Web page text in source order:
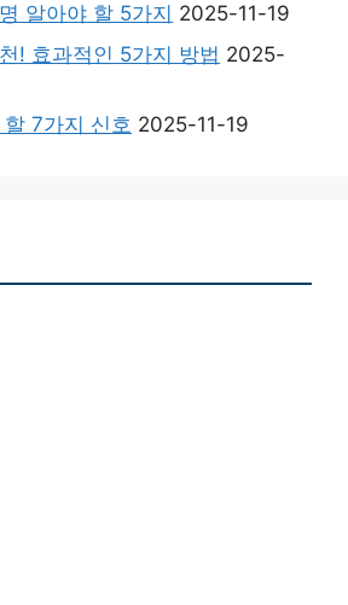
알아야 할 5가지 2025-11-19
! 효과적인 5가지 방법 2025-
7가지 신호 2025-11-19